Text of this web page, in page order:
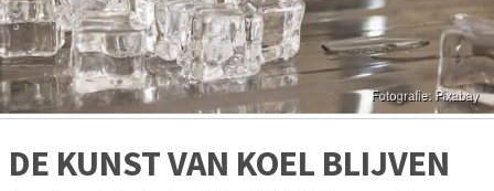
DE KUNST VAN KOEL BLIJVEN